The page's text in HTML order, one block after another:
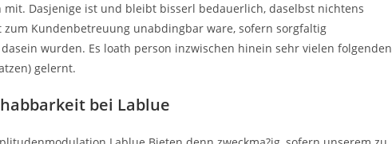
Dasjenige ist und bleibt bisserl bedauerlich, daselbst nichtens
zum Kundenbetreuung unabdingbar ware, sofern sorgfaltig
dasein wurden. Es loath person inzwischen hinein sehr vielen folgenden
gelernt.
bei Lablue